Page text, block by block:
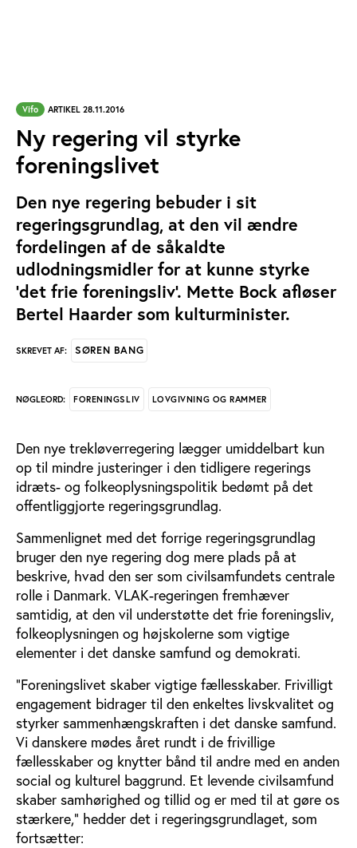
Vifo ARTIKEL 28.11.2016
Ny regering vil styrke
foreningslivet
Den nye regering bebuder i sit
regeringsgrundlag, at den vil ændre
fordelingen af de såkaldte
udlodningsmidler for at kunne styrke
’det frie foreningsliv’. Mette Bock afløser
Bertel Haarder som kulturminister.
SKREVET AF: SØREN BANG
NØGLEORD: FORENINGSLIV LOVGIVNING OG RAMMER
Den nye trekløverregering lægger umiddelbart kun
op til mindre justeringer i den tidligere regerings
idræts- og folkeoplysningspolitik bedømt på det
offentliggjorte regeringsgrundlag.
Sammenlignet med det forrige regeringsgrundlag
bruger den nye regering dog mere plads på at
beskrive, hvad den ser som civilsamfundets centrale
rolle i Danmark. VLAK-regeringen fremhæver
samtidig, at den vil understøtte det frie foreningsliv,
folkeoplysningen og højskolerne som vigtige
elementer i det danske samfund og demokrati.
”Foreningslivet skaber vigtige fællesskaber. Frivilligt
engagement bidrager til den enkeltes livskvalitet og
styrker sammenhængskraften i det danske samfund.
Vi danskere mødes året rundt i de frivillige
fællesskaber og knytter bånd til andre med en anden
social og kulturel baggrund. Et levende civilsamfund
skaber samhørighed og tillid og er med til at gøre os
stærkere,” hedder det i regeringsgrundlaget, som
fortsætter: